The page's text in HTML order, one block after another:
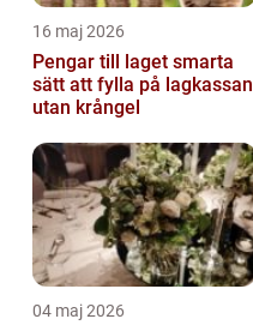
16 maj 2026
Pengar till laget smarta
sätt att fylla på lagkassan
utan krångel
04 maj 2026